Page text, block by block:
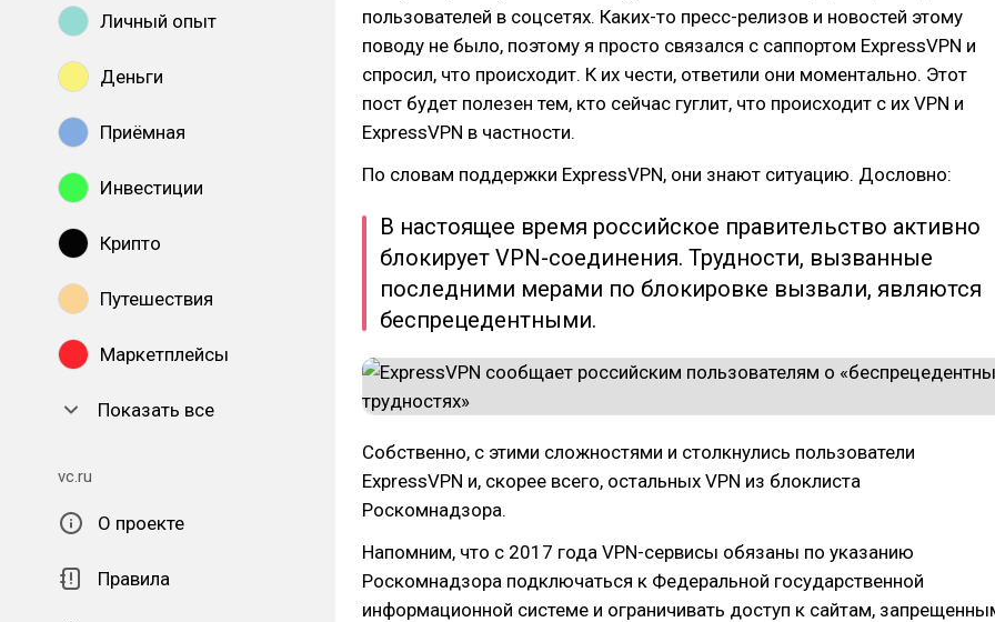
Личный опыт
Деньги
Приёмная
Инвестиции
Крипто
Путешествия
Маркетплейсы
Показать все
vc.ru
О проекте
Правила
пользователей в соцсетях. Каких-то пресс-релизов и новостей этому
поводу не было, поэтому я просто связался с саппортом ExpressVPN и
спросил, что происходит. К их чести, ответили они моментально. Этот
пост будет полезен тем, кто сейчас гуглит, что происходит с их VPN и
ExpressVPN в частности.
По словам поддержки ExpressVPN, они знают ситуацию. Дословно:
В настоящее время российское правительство активно
блокирует VPN-соединения. Трудности, вызванные
последними мерами по блокировке вызвали, являются
беспрецедентными.
Собственно, с этими сложностями и столкнулись пользователи
ExpressVPN и, скорее всего, остальных VPN из блоклиста
Роскомнадзора.
Напомним, что с 2017 года VPN-сервисы обязаны по указанию
Роскомнадзора подключаться к Федеральной государственной
информационной системе и ограничивать доступ к сайтам,